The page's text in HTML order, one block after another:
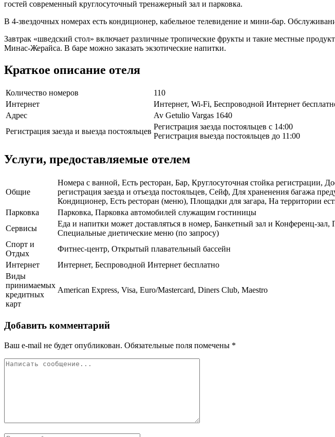
гостей современный круглосуточный тренажерный зал и парковка.
В 4-звездочных номерах есть кондиционер, кабельное телевидение и мини-бар.
Завтрак «шведский стол» включает различные тропические фрукты и такие местные
Минас-Жерайса. В баре можно заказать экзотические напитки.
Краткое описание отеля
Количество номеров
110
Интернет
Интернет, Wi-Fi, Беспроводной Интернет
Адрес
Av Getulio Vargas 1640
Регистрация заезда и выезда постояльцев
Регистрация заезда постояльцев с 14:00
Регистрация выезда постояльцев до 11:00
Услуги, предоставляемые отелем
Общие
Номера с ванной, Есть ресторан, Бар, Круглосуточная стойка регистрации,
регистрация заезда и отъезда постояльцев, Сейф, Для храненения багажа
Кондиционер, Есть ресторан (меню), Площадки для загара, На территории
Парковка
Парковка, Парковка автомобилей служащим гостиницы
Сервисы
Еда и напитки может доставляться в номер, Банкетный зал и Конференц-
Специальные диетические меню (по запросу)
Спорт и
Отдых
Фитнес-центр, Открытый плавательный бассейн
Интернет
Интернет, Беспроводной Интернет бесплатно
Виды
принимаемых
кредитных
карт
American Express, Visa, Euro/Mastercard, Diners Club, Maestro
Добавить комментарий
Ваш e-mail не будет опубликован. Обязательные поля помечены *